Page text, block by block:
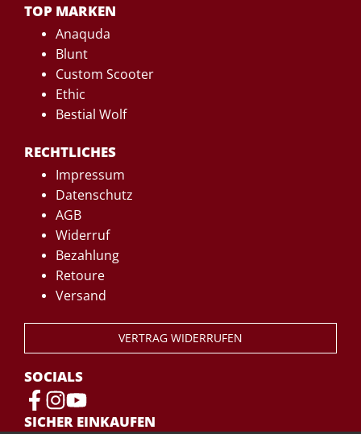
TOP MARKEN
Anaquda
Blunt
Custom Scooter
Ethic
Bestial Wolf
RECHTLICHES
Impressum
Datenschutz
AGB
Widerruf
Bezahlung
Retoure
Versand
VERTRAG WIDERRUFEN
SOCIALS
SICHER EINKAUFEN